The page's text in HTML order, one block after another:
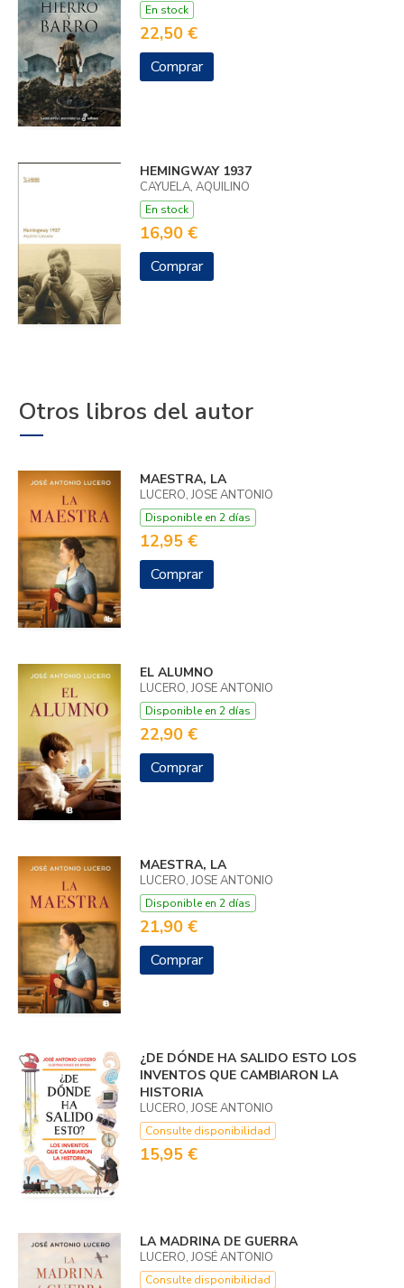
En stock
22,50 €
Comprar
HEMINGWAY 1937
CAYUELA, AQUILINO
En stock
16,90 €
Comprar
Otros libros del autor
MAESTRA, LA
LUCERO, JOSE ANTONIO
Disponible en 2 días
12,95 €
Comprar
EL ALUMNO
LUCERO, JOSE ANTONIO
Disponible en 2 días
22,90 €
Comprar
MAESTRA, LA
LUCERO, JOSE ANTONIO
Disponible en 2 días
21,90 €
Comprar
¿DE DÓNDE HA SALIDO ESTO LOS
INVENTOS QUE CAMBIARON LA
HISTORIA
LUCERO, JOSE ANTONIO
Consulte disponibilidad
15,95 €
LA MADRINA DE GUERRA
LUCERO, JOSÉ ANTONIO
Consulte disponibilidad